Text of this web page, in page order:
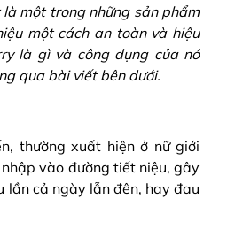
là một trong những sản phẩm
một cách an toàn và hiệu
là gì và công dụng của nó
qua bài viết bên dưới.
thường xuất hiện ở nữ giới
vào đường tiết niệu, gây
lần cả ngày lẫn đên, hay đau